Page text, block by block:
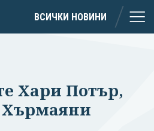
ВСИЧКИ НОВИНИ
Хари Потър,
Хърмаяни